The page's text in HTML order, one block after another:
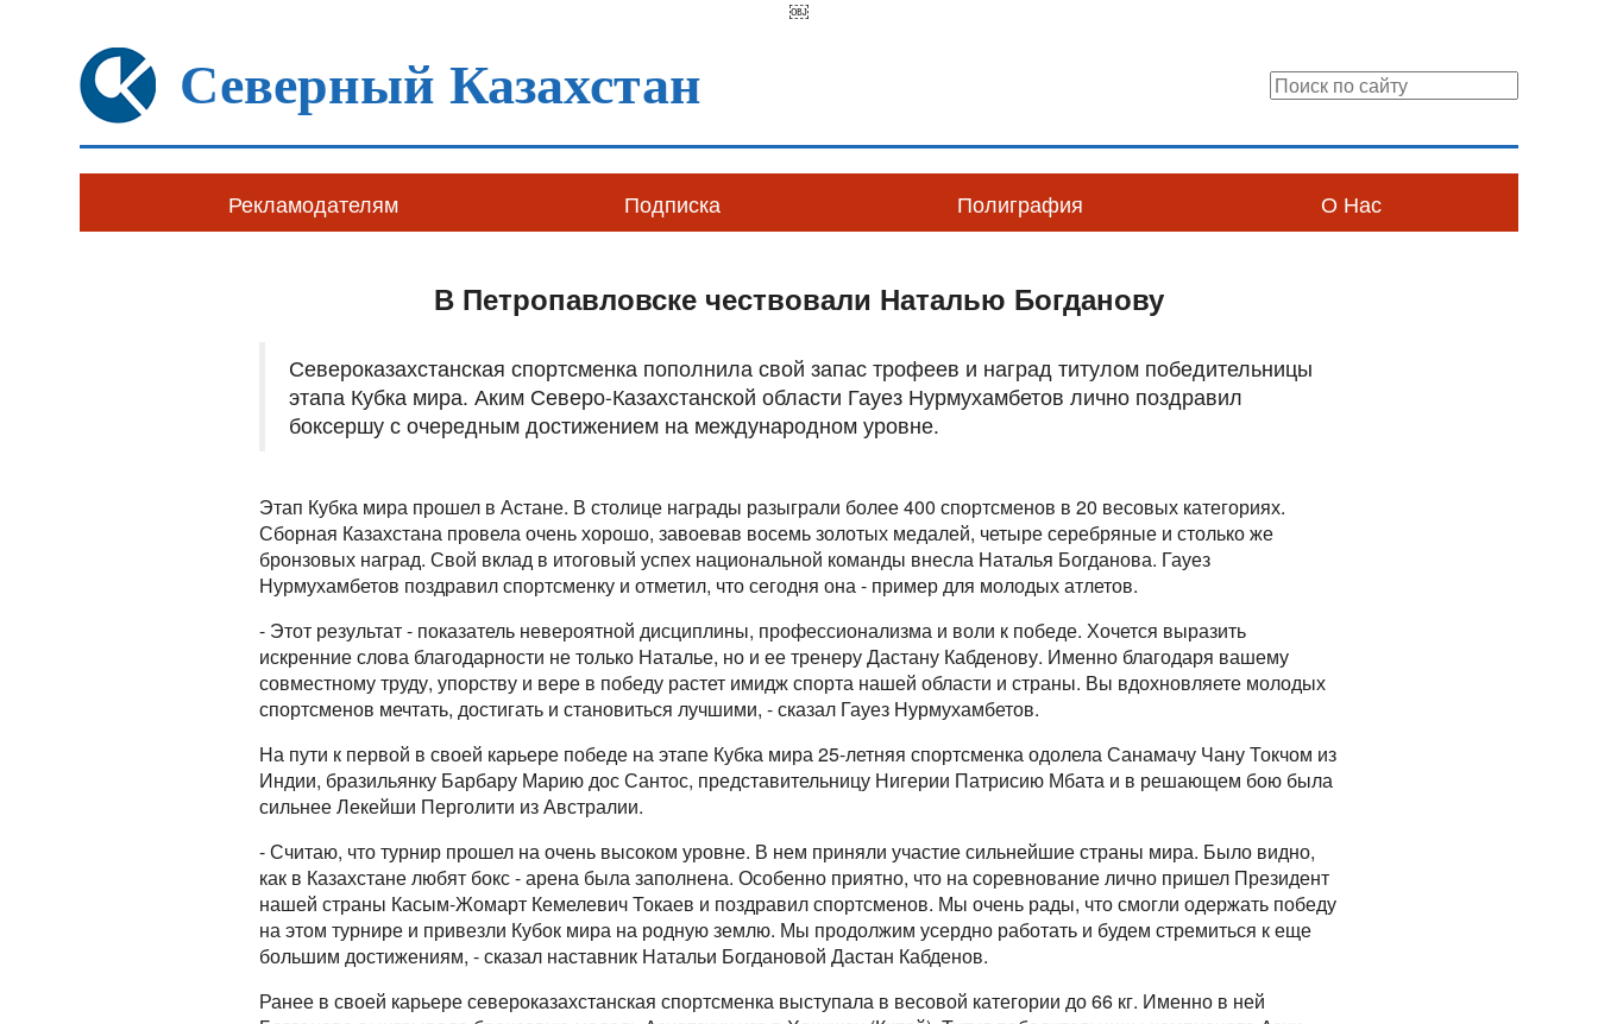
￼
Северный Казахстан
Рекламодателям Подписка Полиграфия О Нас
В Петропавловске чествовали Наталью Богданову
Североказахстанская спортсменка пополнила свой запас трофеев и наград титулом победительницы
этапа Кубка мира. Аким Северо-Казахстанской области Гауез Нурмухамбетов лично поздравил
боксершу с очередным достижением на международном уровне.
Этап Кубка мира прошел в Астане. В столице награды разыграли более 400 спортсменов в 20 весовых категориях.
Сборная Казахстана провела очень хорошо, завоевав восемь золотых медалей, четыре серебряные и столько же
бронзовых наград. Свой вклад в итоговый успех национальной команды внесла Наталья Богданова. Гауез
Нурмухамбетов поздравил спортсменку и отметил, что сегодня она - пример для молодых атлетов.
- Этот результат - показатель невероятной дисциплины, профессионализма и воли к победе. Хочется выразить
искренние слова благодарности не только Наталье, но и ее тренеру Дастану Кабденову. Именно благодаря вашему
совместному труду, упорству и вере в победу растет имидж спорта нашей области и страны. Вы вдохновляете молодых
спортсменов мечтать, достигать и становиться лучшими, - сказал Гауез Нурмухамбетов.
На пути к первой в своей карьере победе на этапе Кубка мира 25-летняя спортсменка одолела Санамачу Чану Токчом из
Индии, бразильянку Барбару Марию дос Сантос, представительницу Нигерии Патрисию Мбата и в решающем бою была
сильнее Лекейши Перголити из Австралии.
- Считаю, что турнир прошел на очень высоком уровне. В нем приняли участие сильнейшие страны мира. Было видно,
как в Казахстане любят бокс - арена была заполнена. Особенно приятно, что на соревнование лично пришел Президент
нашей страны Касым-Жомарт Кемелевич Токаев и поздравил спортсменов. Мы очень рады, что смогли одержать победу
на этом турнире и привезли Кубок мира на родную землю. Мы продолжим усердно работать и будем стремиться к еще
большим достижениям, - сказал наставник Натальи Богдановой Дастан Кабденов.
Ранее в своей карьере североказахстанская спортсменка выступала в весовой категории до 66 кг. Именно в ней